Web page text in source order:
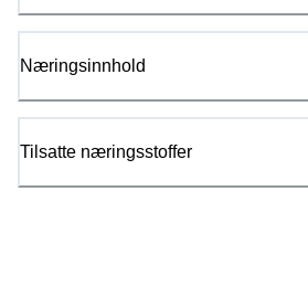
Næringsinnhold
Tilsatte næringsstoffer